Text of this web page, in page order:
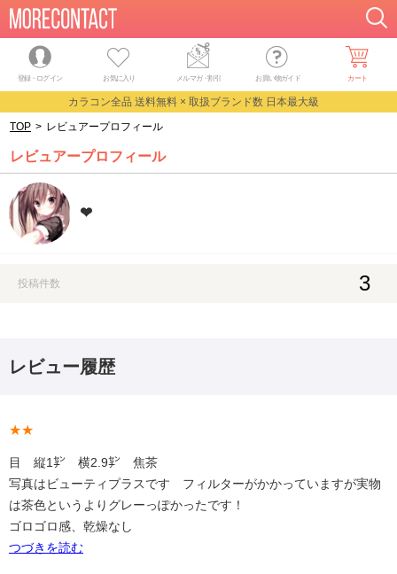
登録・ログイン お気に入り メルマガ・割引 お買い物ガイド カート
カラコン全品 送料無料 × 取扱ブランド数 日本最大級
TOP > レビュアープロフィール
レビュアープロフィール
❤︎
投稿件数 3
レビュー履歴
★★
目 縦1㌢ 横2.9㌢ 焦茶
写真はビューティプラスです フィルターがかかっていますが実物
は茶色というよりグレーっぽかったです！
ゴロゴロ感、乾燥なし
つづきを読む